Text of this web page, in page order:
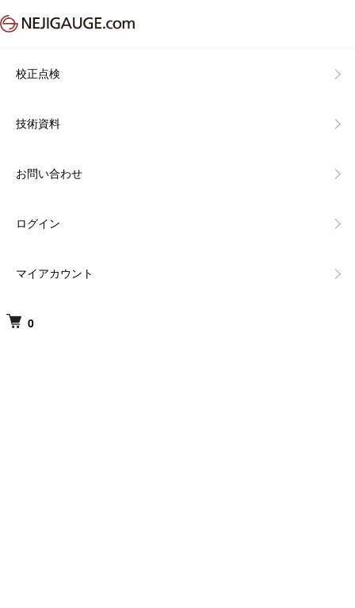
校正点検
技術資料
お問い合わせ
ログイン
マイアカウント
0